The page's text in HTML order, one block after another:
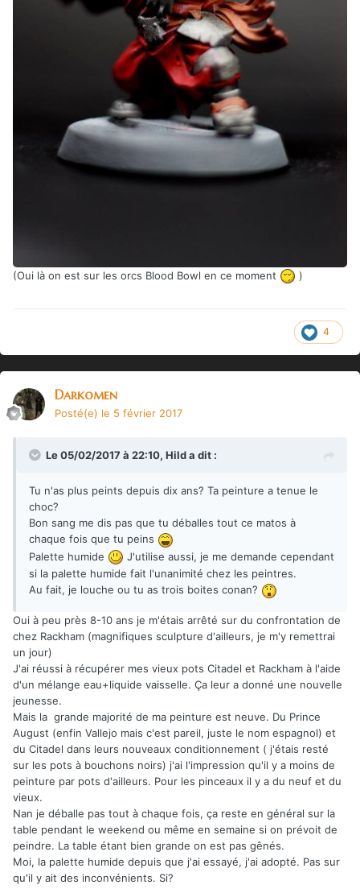
(Oui là on est sur les orcs Blood Bowl en ce moment )
4
Darkomen
Posté(e) le 5 février 2017
Le 05/02/2017 à 22:10, Hilda dit :
Tu n'as plus peints depuis dix ans? Ta peinture a tenue le
choc?
Bon sang me dis pas que tu déballes tout ce matos à
chaque fois que tu peins
Palette humide
J'utilise aussi, je me demande cependant
si la palette humide fait l'unanimité chez les peintres.
Au fait, je louche ou tu as trois boites conan?
Oui à peu près 8-10 ans je m'étais arrêté sur du confrontation de
chez Rackham (magnifiques sculpture d'ailleurs, je m'y remettrai
un jour)
J'ai réussi à récupérer mes vieux pots Citadel et Rackham à l'aide
d'un mélange eau+liquide vaisselle. Ça leur a donné une nouvelle
jeunesse.
Mais la grande majorité de ma peinture est neuve. Du Prince
August (enfin Vallejo mais c'est pareil, juste le nom espagnol) et
du Citadel dans leurs nouveaux conditionnement ( j'étais resté
sur les pots à bouchons noirs) j'ai l'impression qu'il y a moins de
peinture par pots d'ailleurs. Pour les pinceaux il y a du neuf et du
vieux.
Nan je déballe pas tout à chaque fois, ça reste en général sur la
table pendant le weekend ou même en semaine si on prévoit de
peindre. La table étant bien grande on est pas gênés.
Moi, la palette humide depuis que j'ai essayé, j'ai adopté. Pas sur
qu'il y ait des inconvénients. Si?